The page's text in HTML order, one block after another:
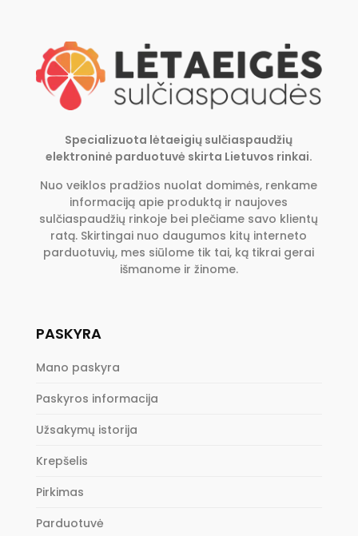
Specializuota lėtaeigių sulčiaspaudžių
elektroninė parduotuvė skirta Lietuvos rinkai.
Nuo veiklos pradžios nuolat domimės, renkame
informaciją apie produktą ir naujoves
sulčiaspaudžių rinkoje bei plečiame savo klientų
ratą. Skirtingai nuo daugumos kitų interneto
parduotuvių, mes siūlome tik tai, ką tikrai gerai
išmanome ir žinome.
PASKYRA
Mano paskyra
Paskyros informacija
Užsakymų istorija
Krepšelis
Pirkimas
Parduotuvė